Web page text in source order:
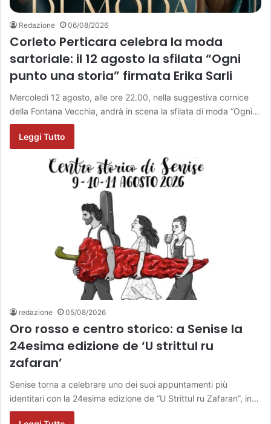
Redazione 06/08/2026
Corleto Perticara celebra la moda
sartoriale: il 12 agosto la sfilata “Ogni
punto una storia” firmata Erika Sarli
Mercoledì 12 agosto, alle ore 22.00, nella suggestiva cornice
della Fontana Vecchia, andrà in scena la sfilata di moda “Ogni…
Leggi Tutto
redazione 05/08/2026
Oro rosso e centro storico: a Senise la
24esima edizione de ‘U strittul ru
zafaran’
Senise torna a celebrare uno dei suoi appuntamenti più
identitari con la 24esima edizione de “U Strittul ru Zafaran”, in…